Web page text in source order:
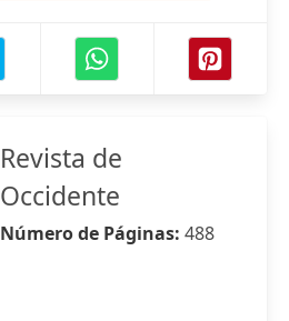
Revista de
Occidente
Número de Páginas: 488